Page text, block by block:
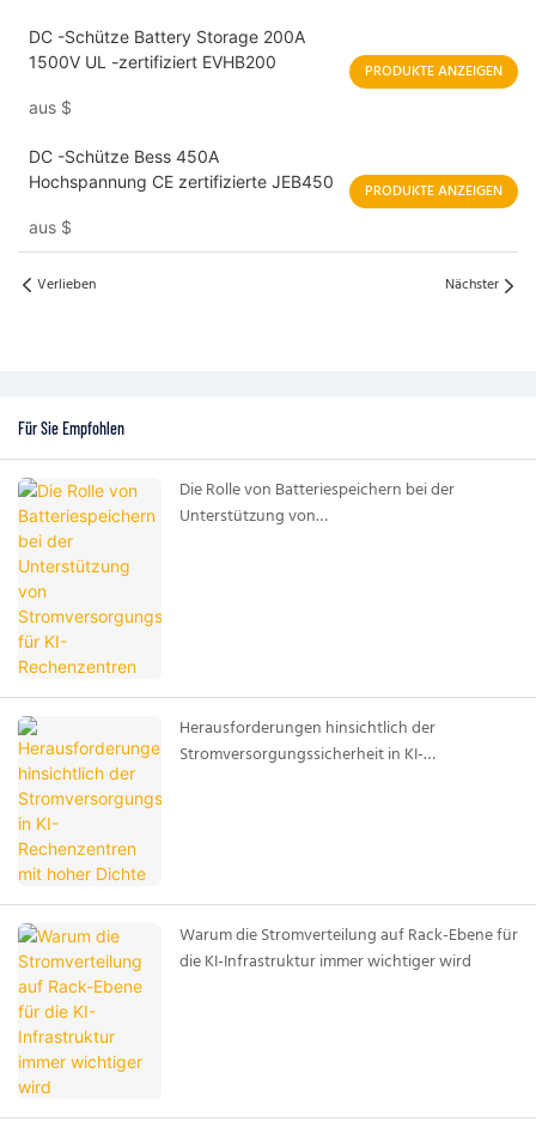
DC -Schütze Battery Storage 200A
1500V UL -zertifiziert EVHB200
aus $
PRODUKTE ANZEIGEN
DC -Schütze Bess 450A
Hochspannung CE zertifizierte JEB450
aus $
PRODUKTE ANZEIGEN
Verlieben Nächster
Für Sie Empfohlen
Die Rolle von Batteriespeichern bei der
Unterstützung von
Herausforderungen hinsichtlich der
Stromversorgungssicherheit in KI-
Warum die Stromverteilung auf Rack-Ebene für
die KI-Infrastruktur immer wichtiger wird